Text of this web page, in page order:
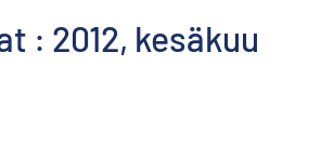
: 2012, kesäkuu